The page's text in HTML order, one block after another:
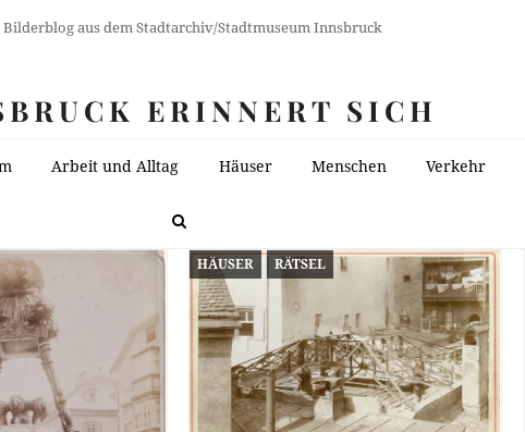
Bilderblog aus dem Stadtarchiv/Stadtmuseum Innsbruck
ERINNERT SICH
Arbeit und Alltag Häuser Menschen Verkehr
HÄUSER RÄTSEL